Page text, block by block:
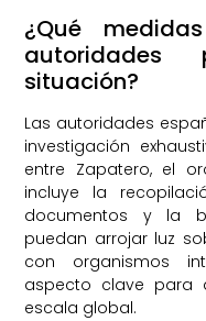
¿Qué
situación?
Las autoridades
investigación
entre Zapatero, el
incluye la
documentos y la
puedan arrojar luz
con organismos
aspecto clave para
escala global.